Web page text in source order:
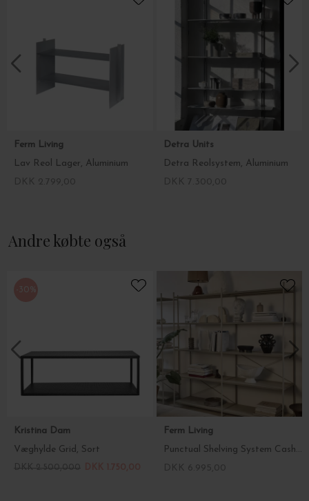
Ferm Living
Lav Reol Lager, Aluminium
Detra Units
Detra Reolsystem, Aluminium
Andre købte også
-30%
Kristina Dam
Væghylde Grid, Sort
Ferm Living
Punctual Shelving System Cashmere, 4 hylder - Hent selv